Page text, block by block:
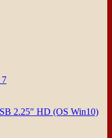
7
2.25″ HD (OS Win10)